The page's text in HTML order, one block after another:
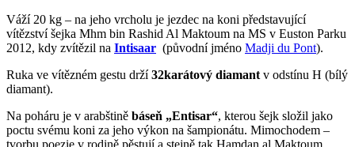
Váží 20 kg – na jeho vrcholu je jezdec na koni představující
vítězství šejka Mhm bin Rashid Al Maktoum na MS v Euston Parku
2012, kdy zvítězil na Intisaar (původní jméno Madji du Pont).
Ruka ve vítězném gestu drží32karátový diamant v odstínu H (bílý
diamant).
Na poháru je v arabštině báseň „Entisar“, kterou šejk složil jako
poctu svému koni za jeho výkon na šampionátu. Mimochodem –
tvorbu poezie v rodině pěstují a stejně tak Hamdan al Maktoum